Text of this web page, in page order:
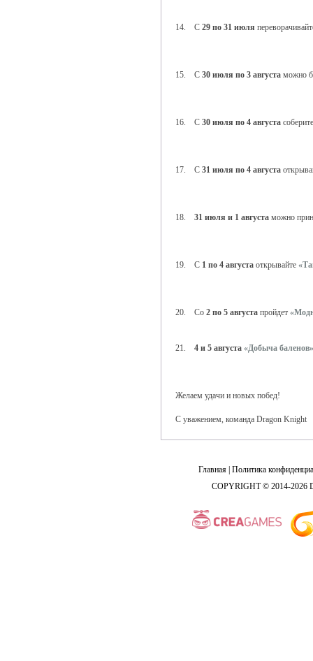
14. С 29 по 31 июля
15. С 30 июля по 3 августа можно
16. С 30 июля по 4 августа
17. С 31 июля по 4 августа
18. 31 июля и 1 августа можно
19. С 1 по 4 августа открывайте
20. Со 2 по 5 августа пройдет
21. 4 и 5 августа «Добыча
Желаем удачи и новых побед!
С уважением, команда Dragon Knight
Главная Политика
COPYRIGHT © 2014-2026